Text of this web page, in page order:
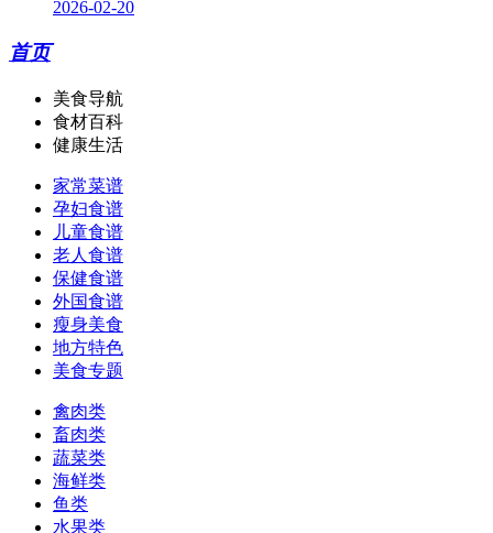
2026-02-20
首页
美食导航
食材百科
健康生活
家常菜谱
孕妇食谱
儿童食谱
老人食谱
保健食谱
外国食谱
瘦身美食
地方特色
美食专题
禽肉类
畜肉类
蔬菜类
海鲜类
鱼类
水果类